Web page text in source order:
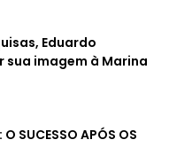
Eduardo
imagem à Marina
SUCESSO APÓS OS